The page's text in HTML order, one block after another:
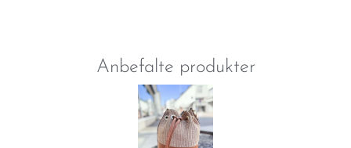
Anbefalte produkter